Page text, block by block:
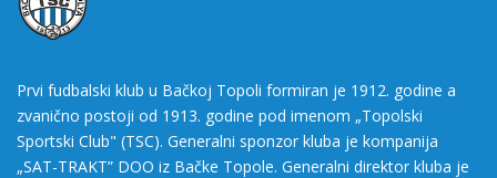
Prvi fudbalski klub u Bačkoj Topoli formiran je 1912. godine a
zvanično postoji od 1913. godine pod imenom „Topolski
Sportski Club" (TSC). Generalni sponzor kluba je kompanija
„SAT-TRAKT” DOO iz Bačke Topole. Generalni direktor kluba je